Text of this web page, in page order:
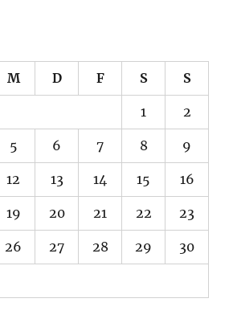
M D F S S
1 2
5 6 7 8 9
12 13 14 15 16
19 20 21 22 23
26 27 28 29 30